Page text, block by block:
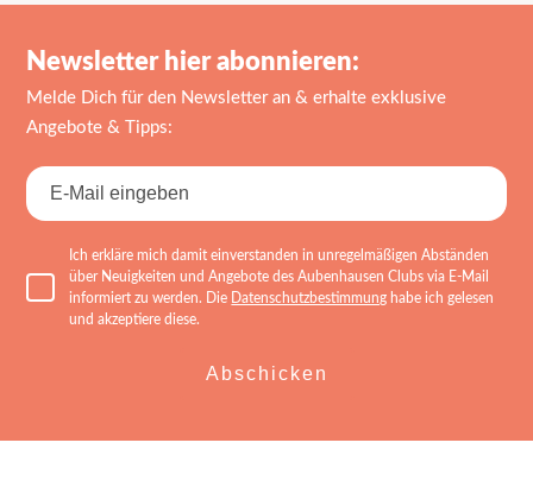
Newsletter hier abonnieren:
Melde Dich für den Newsletter an & erhalte exklusive
Angebote & Tipps:
Ich erkläre mich damit einverstanden in unregelmäßigen Abständen
über Neuigkeiten und Angebote des Aubenhausen Clubs via E-Mail
informiert zu werden. Die
Datenschutzbestimmung habe ich gelesen
und akzeptiere diese.